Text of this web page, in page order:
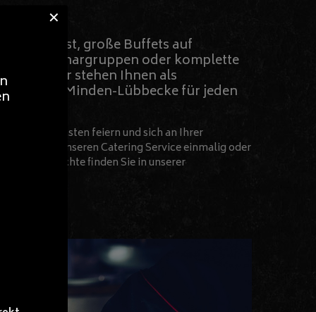
Sportfest, große Buffets auf
Seminargruppen oder komplette
– wir stehen Ihnen als
in Minden-Lübbecke für jeden
mit Ihren Gästen feiern und sich an Ihrer
können unseren Catering Service einmalig oder
Gerichte finden Sie in unserer
✕